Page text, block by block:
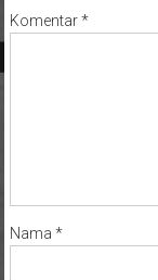
Komentar*
Nama *